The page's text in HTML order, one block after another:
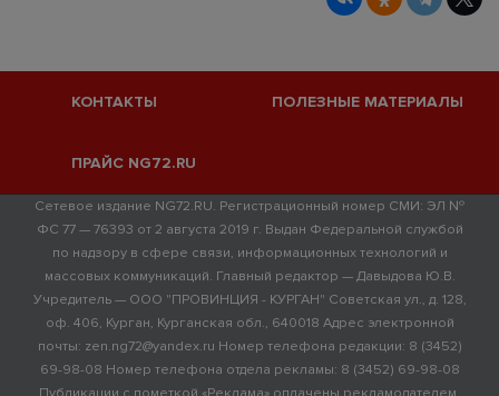
КОНТАКТЫ ПОЛЕЗНЫЕ МАТЕРИАЛЫ
ПРАЙС NG72.RU
Сетевое издание NG72.RU. Регистрационный номер СМИ: ЭЛ №
ФС 77 — 76393 от 2 августа 2019 г. Выдан Федеральной службой
по надзору в сфере связи, информационных технологий и
массовых коммуникаций. Главный редактор — Давыдова Ю.В.
Учредитель — ООО "ПРОВИНЦИЯ - КУРГАН" Советская ул., д. 128,
оф. 406, Курган, Курганская обл., 640018 Адрес электронной
почты: zen.ng72@yandex.ru Номер телефона редакции: 8 (3452)
69-98-08 Номер телефона отдела рекламы: 8 (3452) 69-98-08